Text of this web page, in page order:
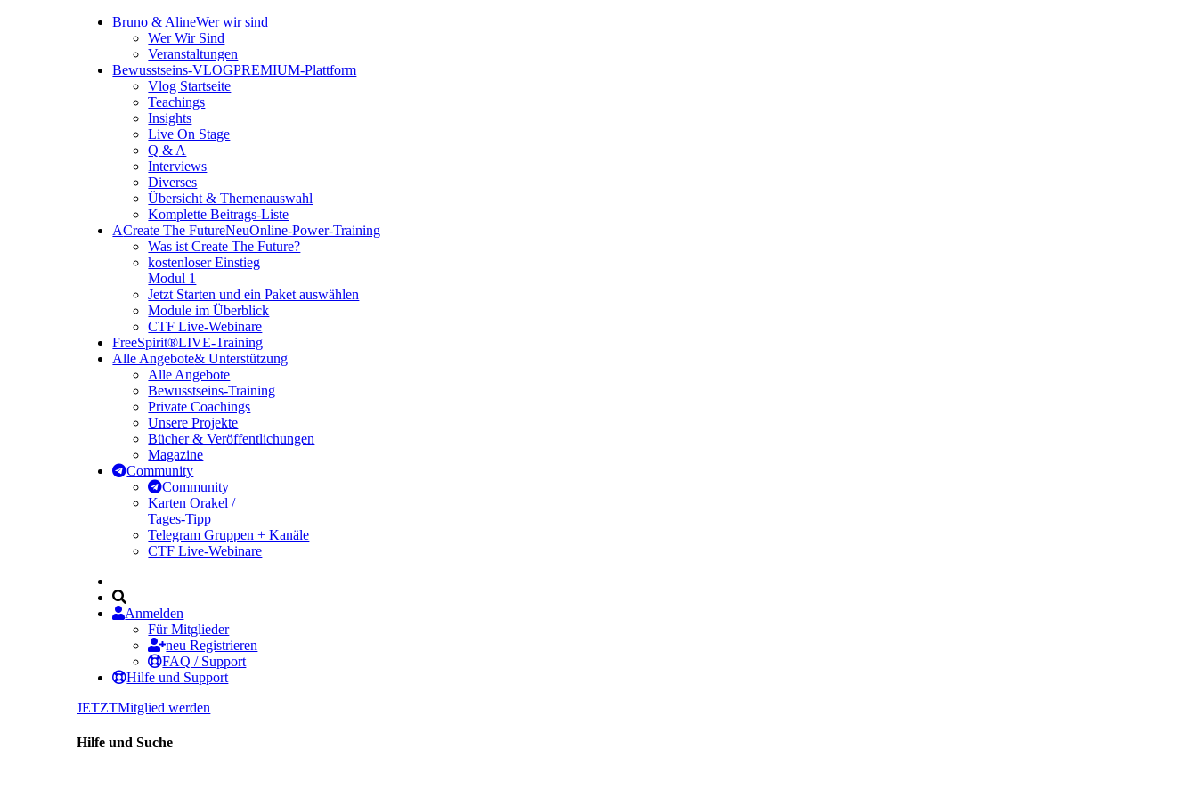
Bruno & AlineWer wir sind
Wer Wir Sind
Veranstaltungen
Bewusstseins-VLOGPREMIUM-Plattform
Vlog Startseite
Teachings
Insights
Live On Stage
Q & A
Interviews
Diverses
Übersicht & Themenauswahl
Komplette Beitrags-Liste
ACreate The FutureNeuOnline-Power-Training
Was ist Create The Future?
kostenloser Einstieg
Modul 1
Jetzt Starten und ein Paket auswählen
Module im Überblick
CTF Live-Webinare
FreeSpirit®LIVE-Training
Alle Angebote& Unterstützung
Alle Angebote
Bewusstseins-Training
Private Coachings
Unsere Projekte
Bücher & Veröffentlichungen
Magazine
Community
Community
Karten Orakel /
Tages-Tipp
Telegram Gruppen + Kanäle
CTF Live-Webinare
Anmelden
Für Mitglieder
neu Registrieren
FAQ / Support
Hilfe und Support
JETZTMitglied werden
Hilfe und Suche